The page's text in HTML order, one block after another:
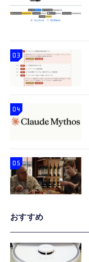
おすすめ